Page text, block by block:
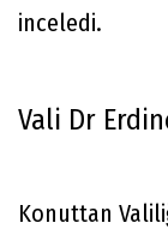
inceledi.
Vali Dr
Konuttan